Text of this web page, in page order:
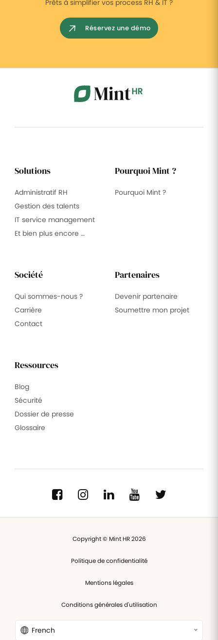
Prêts à simplifier vos process RH & IT ?
Réservez une démo
Solutions
Administratif RH
Gestion des talents
IT service management
Et bien plus encore …
Pourquoi Mint ?
Pourquoi Mint ?
Société
Qui sommes-nous ?
Carrière
Contact
Partenaires
Devenir partenaire
Soumettre mon projet
Ressources
Blog
Sécurité
Dossier de presse
Glossaire
Copyright © Mint HR 2026
Politique de confidentialité
Mentions légales
Conditions générales d'utilisation
French